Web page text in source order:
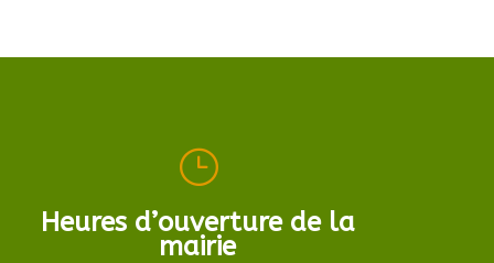
}
Heures d’ouverture de la
mairie